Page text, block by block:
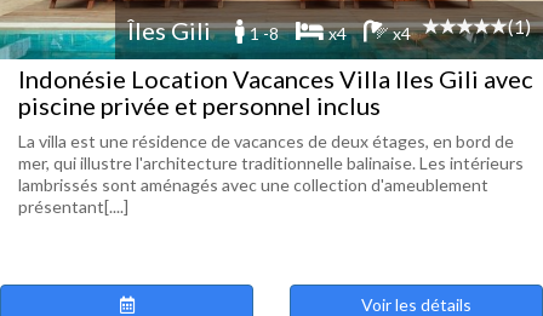
Îles Gili 1 -8 x4 x4 (1)
Indonésie Location Vacances Villa Iles Gili avec
piscine privée et personnel inclus
La villa est une résidence de vacances de deux étages, en bord de
mer, qui illustre l'architecture traditionnelle balinaise. Les intérieurs
lambrissés sont aménagés avec une collection d'ameublement
présentant[....]
Voir les détails